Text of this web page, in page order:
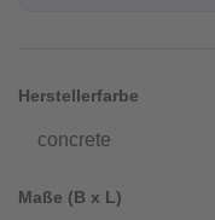
Herstellerfarbe
concrete
Maße (B x L)